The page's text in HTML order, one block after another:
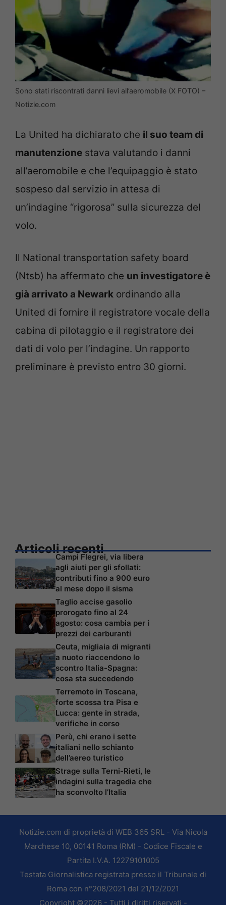
Sono stati riscontrati danni lievi all’aeromobile (X FOTO) –
Notizie.com
La United ha dichiarato che il suo team di
manutenzione stava valutando i danni
all’aeromobile e che l’equipaggio è stato
sospeso dal servizio in attesa di
un’indagine “rigorosa” sulla sicurezza del
volo.
Il National transportation safety board
(Ntsb) ha affermato che un investigatore è
già arrivato a Newark ordinando alla
United di fornire il registratore vocale della
cabina di pilotaggio e il registratore dei
dati di volo per l’indagine. Un rapporto
preliminare è previsto entro 30 giorni.
Articoli recenti
Campi Flegrei, via libera
agli aiuti per gli sfollati:
contributi fino a 900 euro
al mese dopo il sisma
Taglio accise gasolio
prorogato fino al 24
agosto: cosa cambia per i
prezzi dei carburanti
Ceuta, migliaia di migranti
a nuoto riaccendono lo
scontro Italia-Spagna:
cosa sta succedendo
Terremoto in Toscana,
forte scossa tra Pisa e
Lucca: gente in strada,
verifiche in corso
Perù, chi erano i sette
italiani nello schianto
dell’aereo turistico
Strage sulla Terni-Rieti, le
indagini sulla tragedia che
ha sconvolto l’Italia
Notizie.com di proprietà di WEB 365 SRL - Via Nicola
Marchese 10, 00141 Roma (RM) - Codice Fiscale e
Partita I.V.A. 12279101005
Testata Giornalistica registrata presso il Tribunale di
Roma con n°208/2021 del 21/12/2021
Copyright ©2026 - Tutti i diritti riservati -